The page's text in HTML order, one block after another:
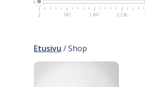
2 747 1 491 2 236
Etusivu / Shop